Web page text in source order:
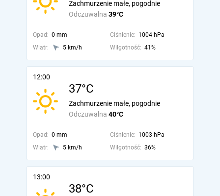
Odczuwalna 39°C
Zachmurzenie małe, pogodnie
Opad: 0 mm Ciśnienie: 1004 hPa
Wiatr:
5 km/h Wilgotność: 41%
12:00
37°C
Odczuwalna 40°C
Zachmurzenie małe, pogodnie
Opad: 0 mm Ciśnienie: 1003 hPa
Wiatr:
5 km/h Wilgotność: 36%
13:00
38°C